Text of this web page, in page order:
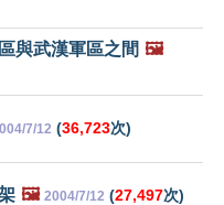
與武漢軍區之間 🖼️
7/12 (36,723次)
🖼️ 2004/7/12 (27,497次)